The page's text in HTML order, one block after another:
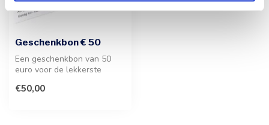
Geschenkbon € 50
Een geschenkbon van 50
euro voor de lekkerste
om iem...
€50,00